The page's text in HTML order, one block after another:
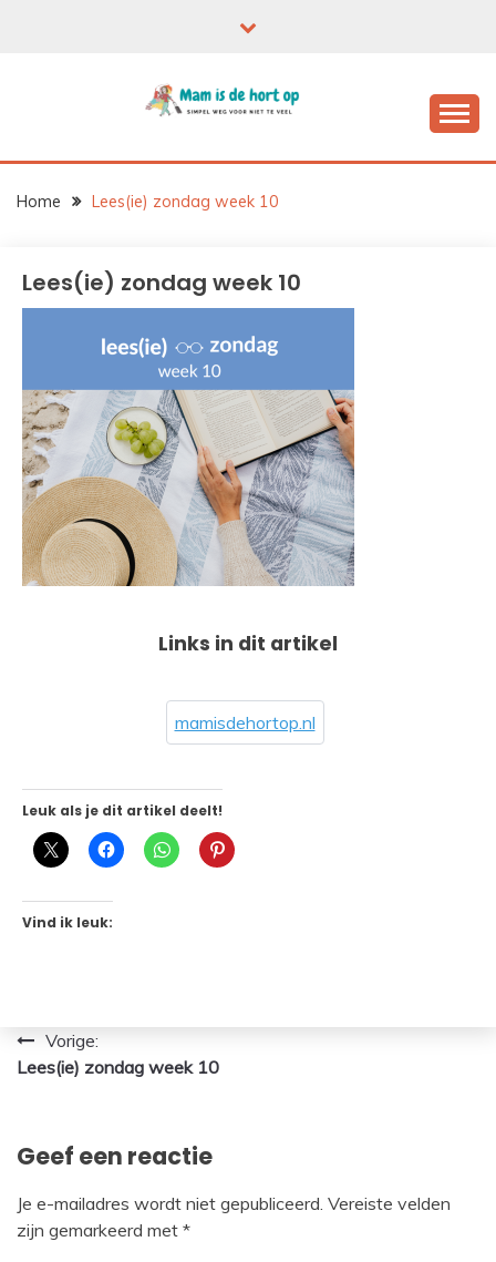
Home Lees(ie) zondag week 10
Lees(ie) zondag week 10
Links in dit artikel
mamisdehortop.nl
Leuk als je dit artikel deelt!
Vind ik leuk:
Bericht
navigatie
Vorige:
Lees(ie) zondag week 10
Geef een reactie
Je e-mailadres wordt niet gepubliceerd. Vereiste velden
zijn gemarkeerd met *